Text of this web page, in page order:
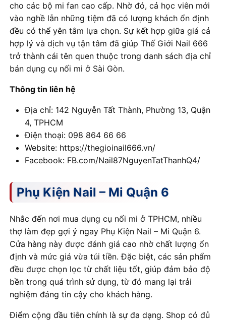
cho các bộ mi fan cao cấp. Nhờ đó, cả học viên mới
vào nghề lẫn những tiệm đã có lượng khách ổn định
đều có thể yên tâm lựa chọn. Sự kết hợp giữa giá cả
hợp lý và dịch vụ tận tâm đã giúp Thế Giới Nail 666
trở thành cái tên quen thuộc trong danh sách địa chỉ
bán dụng cụ nối mi ở Sài Gòn.
Thông tin liên hệ
Địa chỉ: 142 Nguyễn Tất Thành, Phường 13, Quận
4, TPHCM
Điện thoại: 098 864 66 66
Website: https://thegioinail666.vn/
Facebook: FB.com/Nail87NguyenTatThanhQ4/
Phụ Kiện Nail – Mi Quận 6
Nhắc đến nơi mua dụng cụ nối mi ở TPHCM, nhiều
thợ làm đẹp gợi ý ngay Phụ Kiện Nail – Mi Quận 6.
Cửa hàng này được đánh giá cao nhờ chất lượng ổn
định và mức giá vừa túi tiền. Đặc biệt, các sản phẩm
đều được chọn lọc từ chất liệu tốt, giúp đảm bảo độ
bền trong quá trình sử dụng, từ đó mang lại trải
nghiệm đáng tin cậy cho khách hàng.
Điểm cộng đầu tiên chính là sự đa dạng. Shop có đủ